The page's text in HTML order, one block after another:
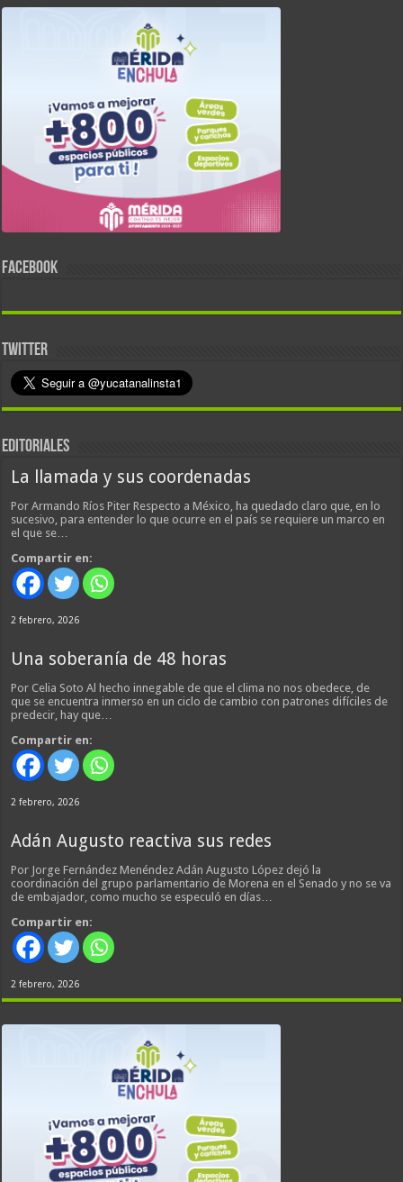
FACEBOOK
TWITTER
EDITORIALES
La llamada y sus coordenadas
Por Armando Ríos Piter Respecto a México, ha quedado claro que, en lo
sucesivo, para entender lo que ocurre en el país se requiere un marco en
el que se…
Compartir en:
2 febrero, 2026
Una soberanía de 48 horas
Por Celia Soto Al hecho innegable de que el clima no nos obedece, de
que se encuentra inmerso en un ciclo de cambio con patrones difíciles de
predecir, hay que…
Compartir en:
2 febrero, 2026
Adán Augusto reactiva sus redes
Por Jorge Fernández Menéndez Adán Augusto López dejó la
coordinación del grupo parlamentario de Morena en el Senado y no se va
de embajador, como mucho se especuló en días…
Compartir en:
2 febrero, 2026